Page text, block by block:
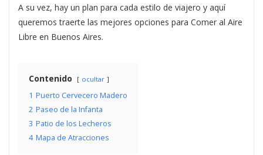
A su vez, hay un plan para cada estilo de viajero y aquí
queremos traerte las mejores opciones para Comer al Aire
Libre en Buenos Aires.
Contenido ocultar
1 Puerto Cervecero Madero
2 Paseo de la Infanta
3 Patio de los Lecheros
4 Mapa de Atracciones